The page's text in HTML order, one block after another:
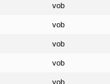
vob
vob
vob
vob
vob